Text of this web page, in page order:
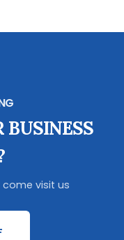
BUSINESS
come visit us